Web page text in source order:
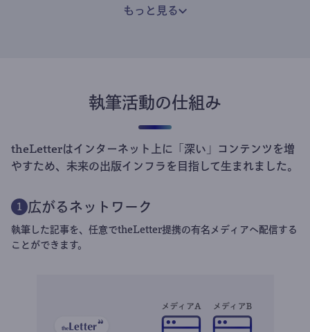
もっと見る
執筆活動の仕組み
theLetterはインターネット上に「深い」コンテンツを増
やすため、未来の出版インフラを目指して生まれました。
1 広がるネットワーク
執筆した記事を、任意でtheLetter提携の有名メディアへ配信する
ことができます。